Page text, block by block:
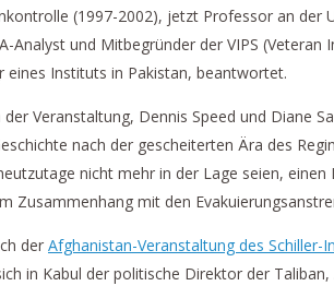
(1997-2002), jetzt Professor an der
Analyst und Mitbegründer der VIPS
eines Instituts in Pakistan, beantwortet.
Veranstaltung, Dennis Speed und Diane
nach der gescheiterten Ära des
nicht mehr in der Lage seien,
Zusammenhang mit den
der Afghanistan-Veranstaltung des Schiller-
in Kabul der politische Direktor der